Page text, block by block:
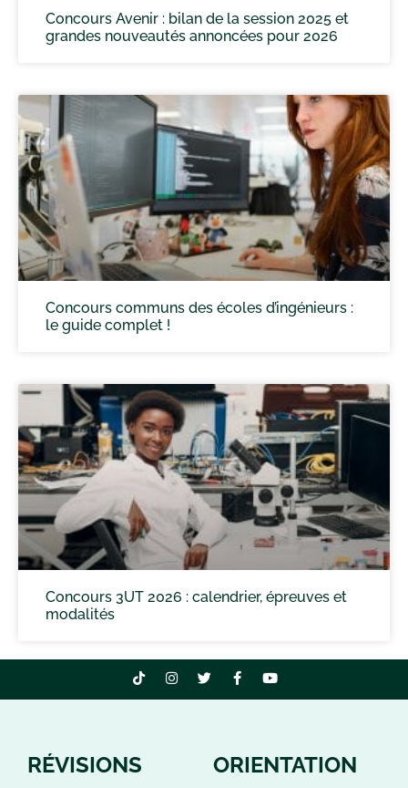
Concours Avenir : bilan de la session 2025 et
grandes nouveautés annoncées pour 2026
Concours communs des écoles d’ingénieurs :
le guide complet !
Concours 3UT 2026 : calendrier, épreuves et
modalités
RÉVISIONS ORIENTATION